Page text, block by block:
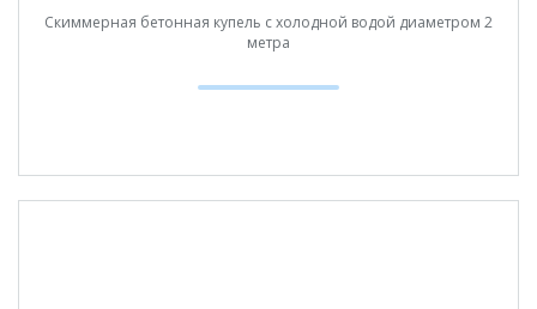
Скиммерная бетонная купель с холодной водой диаметром 2
метра